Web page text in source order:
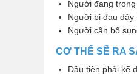
Người đang
Người bị đau dây
Người cần bổ
CƠ THỂ SẼ RA
Đầu tiên phải kể